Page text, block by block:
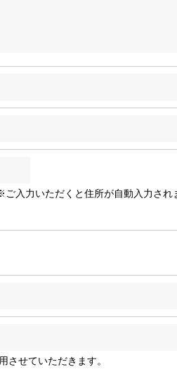
入力いただくと住所が自動入力され
せていただきます。